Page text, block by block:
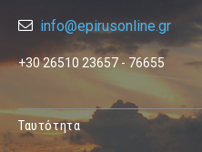
info@epirusonline.gr
+30 26510 23657 - 76655
Ταυτότητα